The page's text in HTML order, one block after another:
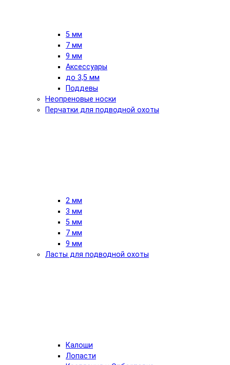
5 мм
7 мм
9 мм
Аксессуары
до 3,5 мм
Поддевы
Неопреновые носки
Перчатки для подводной охоты
2 мм
3 мм
5 мм
7 мм
9 мм
Ласты для подводной охоты
Калоши
Лопасти